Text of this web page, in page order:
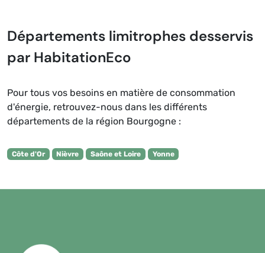
Départements limitrophes desservis
par HabitationEco
Pour tous vos besoins en matière de consommation
d'énergie, retrouvez-nous dans les différents
départements de la région Bourgogne :
Côte d'Or Nièvre Saône et Loire Yonne